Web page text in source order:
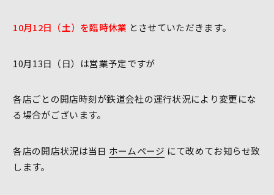
10月12日（土）を臨時休業 とさせていただきます。
10月13日（日）は営業予定ですが
各店ごとの開店時刻が鉄道会社の運行状況により変更にな
る場合がございます。
各店の開店状況は当日 ホームページ にて改めてお知らせ致
します。